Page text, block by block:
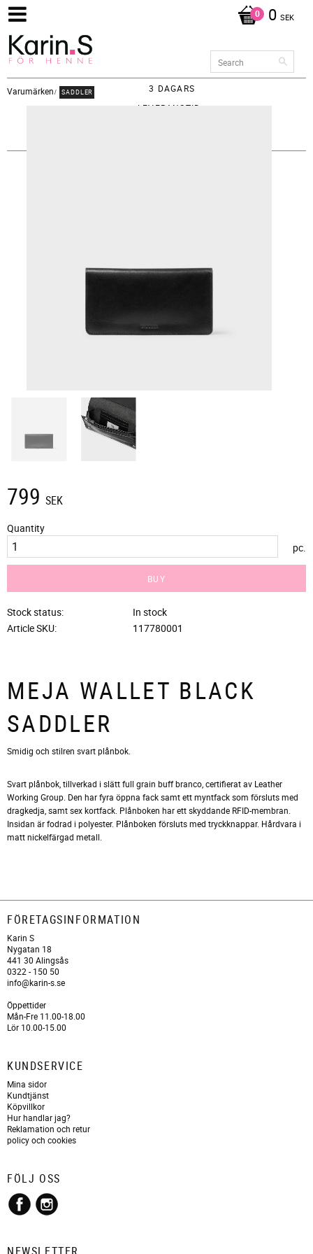
0 SEK
3 DAGARS
LEVERANSTID -
Varumärken SADDLER
799 SEK
Quantity
pc.
BUY
Stock status
In stock
Article SKU
117780001
MEJA WALLET BLACK
SADDLER
Smidig och stilren svart plånbok.
Svart plånbok, tillverkad i slätt full grain buff branco, certifierat av Leather
Working Group. Den har fyra öppna fack samt ett myntfack som försluts med
dragkedja, samt sex kortfack. Plånboken har ett skyddande RFID-membran.
Insidan är fodrad i polyester. Plånboken försluts med tryckknappar. Hårdvara i
matt nickelfärgad metall.
FÖRETAGSINFORMATION
Karin S
Nygatan 18
441 30 Alingsås
0322 - 150 50
info@karin-s.se
Öppettider
Mån-Fre 11.00-18.00
Lör 10.00-15.00
KUNDSERVICE
Mina sidor
Kundtjänst
Köpvillkor
Hur handlar jag?
Reklamation och retur
policy och cookies
FÖLJ OSS